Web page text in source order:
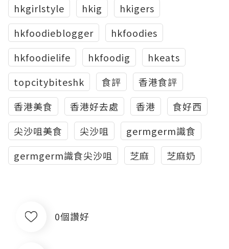
hkgirlstyle hkig
hkigers
hkfoodieblogger
hkfoodies
hkfoodielife
hkfoodig
hkeats
topcitybiteshk
食評
香港食評
香港美食
香港好去處 香港
食好西
尖沙咀美食
尖沙咀
germgerm識食
germgerm識食尖沙咀
芝麻 芝麻奶
0個讚好